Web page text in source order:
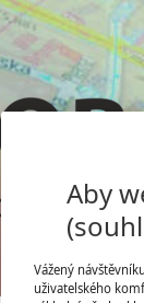
Aby
Vážený
uživatelského